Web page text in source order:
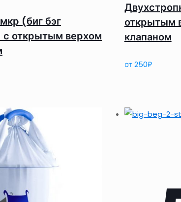
(биг бэг
открытым верхом
открытым
клапаном
от250₽